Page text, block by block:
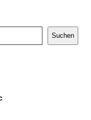
Suchen